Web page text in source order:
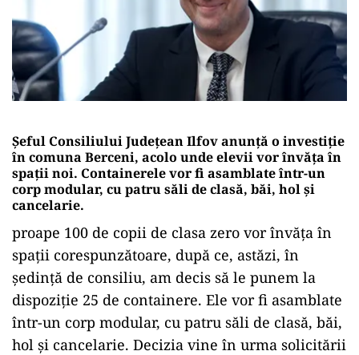
Șeful Consiliului Județean Ilfov anunță o investiție
în comuna Berceni, acolo unde elevii vor învăța în
spații noi. Containerele vor fi asamblate într-un
corp modular, cu patru săli de clasă, băi, hol și
cancelarie.
proape 100 de copii de clasa zero vor învăța în
spații corespunzătoare, după ce, astăzi, în
ședință de consiliu, am decis să le punem la
dispoziție 25 de containere. Ele vor fi asamblate
într-un corp modular, cu patru săli de clasă, băi,
hol și cancelarie. Decizia vine în urma solicitării